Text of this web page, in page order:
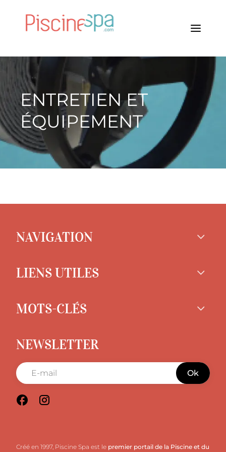
ENTRETIEN ET
ÉQUIPEMENT
NAVIGATION
LIENS UTILES
MOTS-CLÉS
NEWSLETTER
Ok
Créé en 1997, Piscine Spa est le premier portail de la Piscine et du